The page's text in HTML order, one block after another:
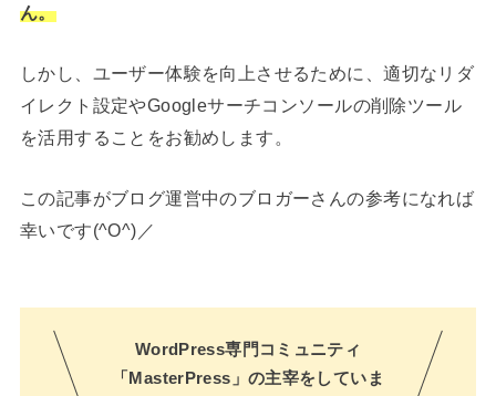
ん。
しかし、ユーザー体験を向上させるために、適切なリダ
イレクト設定やGoogleサーチコンソールの削除ツール
を活用することをお勧めします。
この記事がブログ運営中のブロガーさんの参考になれば
幸いです(^O^)／
WordPress専門コミュニティ
「MasterPress」の主宰をしていま